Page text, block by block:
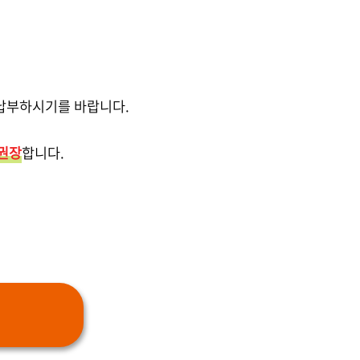
하시기를 바랍니다.
장합니다.